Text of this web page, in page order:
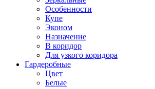
Особенности
Купе
Эконом
Назначение
В коридор
Для узкого коридора
Гардеробные
Цвет
Белые